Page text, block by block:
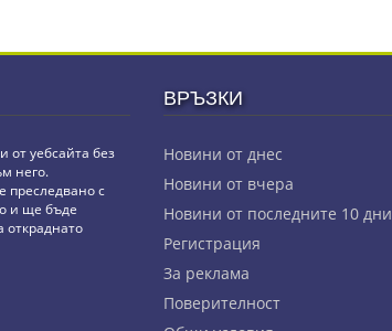
от уебсайта без
него.
преследвано с
и ще бъде
откраднато
ВРЪЗКИ
Новини от днес
Новини от вчера
Новини от последните 10 дни
Регистрация
За реклама
Πoвepитeлнocт